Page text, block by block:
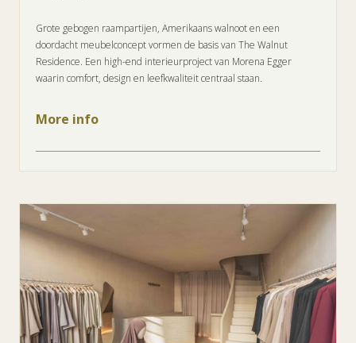
Grote gebogen raampartijen, Amerikaans walnoot en een
doordacht meubelconcept vormen de basis van The Walnut
Residence. Een high-end interieurproject van Morena Egger
waarin comfort, design en leefkwaliteit centraal staan.
More info